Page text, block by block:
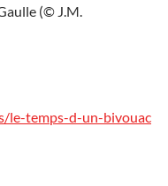
(© J.M.
le-temps-d-un-bivouac